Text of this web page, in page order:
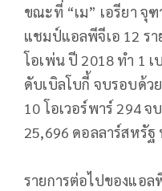
ขณะที่ “เม” เอรียา จุ
แชมป์แอลพีจีเอ 12 ร
โอเพ่น ปี 2018 ทำ 1 เ
ดับเบิลโบกี้ จบรอบด้ว
10 โอเวอร์พาร์ 294 จ
25,696 ดอลลาร์สหรัฐ
รายการต่อไปของแอล